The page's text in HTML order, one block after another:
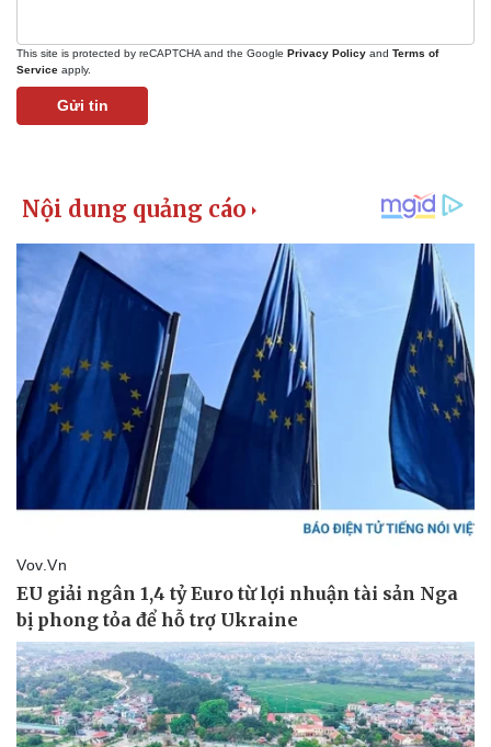
Khởi nghiệp
Chứng khoán
Giá cà phê
This site is protected by reCAPTCHA and the Google Privacy Policy and Terms of
Service apply.
Gửi tin